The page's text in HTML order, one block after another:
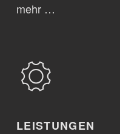
mehr …
LEISTUNGEN